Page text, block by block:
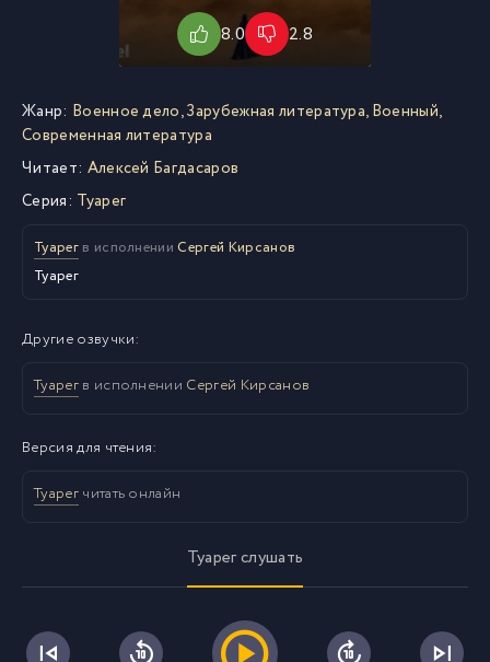
8.0 2.8
Жанр: Военное дело,Зарубежная литература,Военный,
Современная литература
Читает: Алексей Багдасаров
Серия: Туарег
Туарегв исполненииСергей Кирсанов
Туарег
Другие озвучки:
Туарегв исполнении Сергей Кирсанов
Версия для чтения:
Туарегчитать онлайн
Туарег слушать